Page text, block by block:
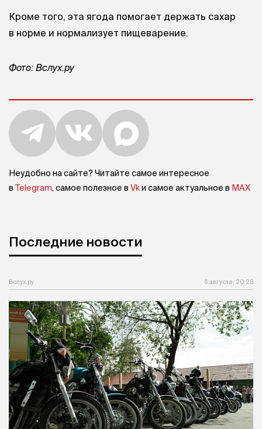
Кроме того, эта ягода помогает держать сахар
в норме и нормализует пищеварение.
Фото: Вслух.ру
Неудобно на сайте? Читайте самое интересное
в Telegram, самое полезное в Vkи самое актуальное в MAX
Последние новости
Вслух.ру 6 августа, 20:28